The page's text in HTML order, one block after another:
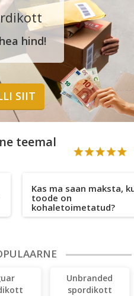
hind!
SIIT
teemal
Kas ma saan maksta,
toode on
kohaletoimetatud?
Unbranded
spordikott